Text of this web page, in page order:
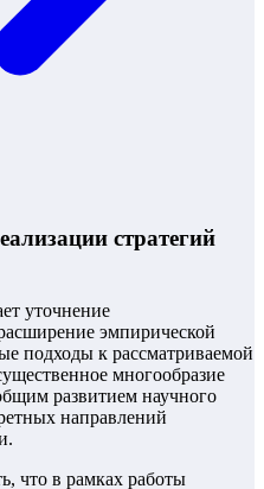
стратегий
уточнение
эмпирической
подходы к рассматриваемой
многообразие
развитием научного
направлений
что в рамках работы